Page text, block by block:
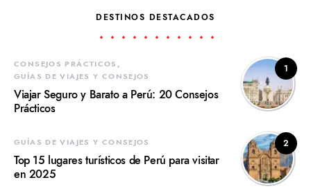
DESTINOS DESTACADOS
1
CONSEJOS PRÁCTICOS
GUÍAS DE VIAJES Y CONSEJOS
Viajar Seguro y Barato a Perú: 20 Consejos
Prácticos
2
GUÍAS DE VIAJES Y CONSEJOS
Top 15 lugares turísticos de Perú para visitar
en 2025